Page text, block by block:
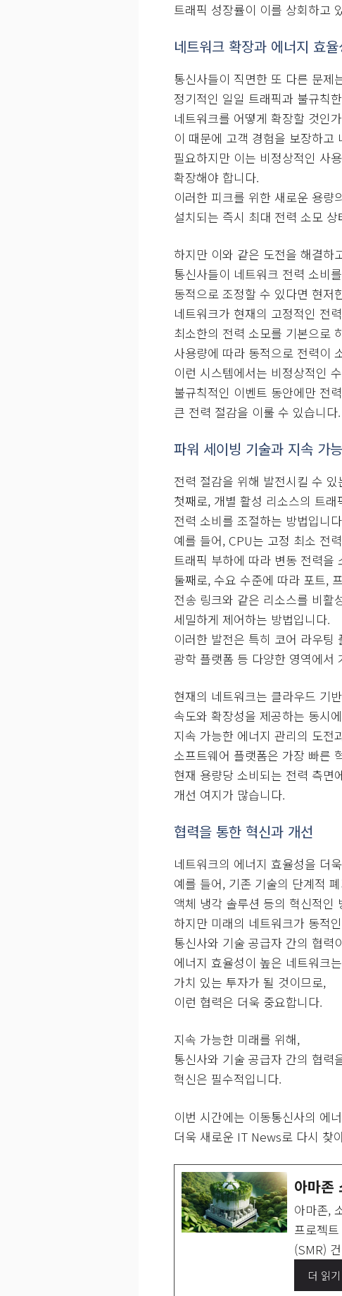
트래픽 성장률이 이를 상회하고
네트워크 확장과 에너지 효
통신사들이 직면한 또 다른 문제
정기적인 일일 트래픽과 불규칙
네트워크를 어떻게 확장할 것인
이 때문에 고객 경험을 보장하고
필요하지만 이는 비정상적인 사
확장해야 합니다.
이러한 피크를 위한 새로운 용
설치되는 즉시 최대 전력 소모 상
하지만 이와 같은 도전을 해결하
통신사들이 네트워크 전력 소비
동적으로 조정할 수 있다면 현저
네트워크가 현재의 고정적인 전
최소한의 전력 소모를 기본으로
사용량에 따라 동적으로 전력이
이런 시스템에서는 비정상적인
불규칙적인 이벤트 동안에만 전
큰 전력 절감을 이룰 수 있습니다.
파워 세이빙 기술과 지속 가
전력 절감을 위해 발전시킬 수
첫째로, 개별 활성 리소스의 트
전력 소비를 조절하는 방법입니
예를 들어, CPU는 고정 최소 전
트래픽 부하에 따라 변동 전력을
둘째로, 수요 수준에 따라 포트,
전송 링크와 같은 리소스를 비활
세밀하게 제어하는 방법입니다.
이러한 발전은 특히 코어 라우팅
광학 플랫폼 등 다양한 영역에서
현재의 네트워크는 클라우드 기
속도와 확장성을 제공하는 동시에
지속 가능한 에너지 관리의 도전
소프트웨어 플랫폼은 가장 빠른
현재 용량당 소비되는 전력 측면
개선 여지가 많습니다.
협력을 통한 혁신과 개선
네트워크의 에너지 효율성을 더
예를 들어, 기존 기술의 단계적
액체 냉각 솔루션 등의 혁신적인
하지만 미래의 네트워크가 동적
통신사와 기술 공급자 간의 협력
에너지 효율성이 높은 네트워크
가치 있는 투자가 될 것이므로,
이런 협력은 더욱 중요합니다.
지속 가능한 미래를 위해,
통신사와 기술 공급자 간의 협력
혁신은 필수적입니다.
이번 시간에는 이동통신사의 에
더욱 새로운 IT News로 다시 찾
아마존
아마존,
프로젝
(SMR)
더 읽기